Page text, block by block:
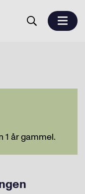
1 år gammel.